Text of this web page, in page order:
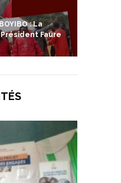
: La
Faure